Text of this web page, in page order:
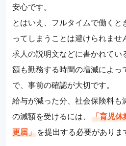
安心です。
とはいえ、フルタイムで働く
ってしまうことは避けられませ
求人の説明文などに書かれてい
額も勤務する時間の増減によっ
で、事前の確認が大切です。
給与が減った分、社会保険料も
の減額を受けるには、 「育児休
更届」を提出する必要がありま